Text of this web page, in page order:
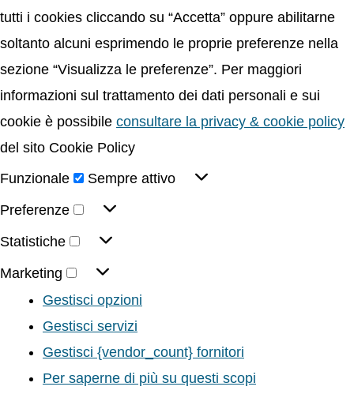
tutti i cookies cliccando su “Accetta” oppure abilitarne
soltanto alcuni esprimendo le proprie preferenze nella
sezione “Visualizza le preferenze”. Per maggiori
informazioni sul trattamento dei dati personali e sui
cookie è possibile consultare la privacy & cookie policy
del sito Cookie Policy
Funzionale
Sempre attivo
Preferenze
Statistiche
Marketing
Gestisci opzioni
Gestisci servizi
Gestisci {vendor_count} fornitori
Per saperne di più su questi scopi